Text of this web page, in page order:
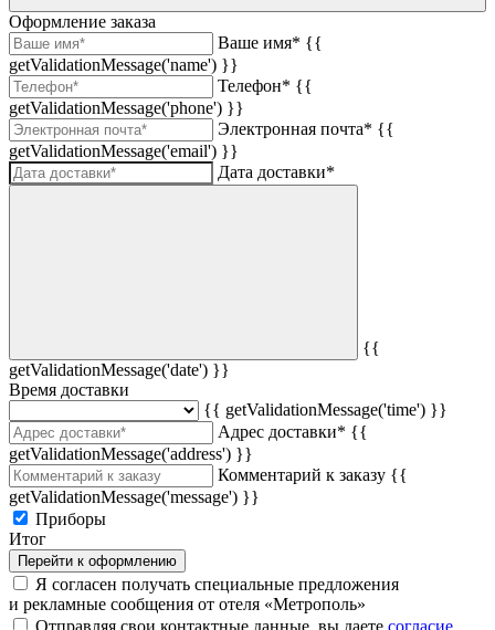
Оформление заказа
Ваше имя* {{
getValidationMessage('name') }}
Телефон* {{
getValidationMessage('phone') }}
Электронная почта* {{
getValidationMessage('email') }}
Дата доставки*
{{
getValidationMessage('date') }}
Время доставки
{{ getValidationMessage('time') }}
Адрес доставки* {{
getValidationMessage('address') }}
Комментарий к заказу {{
getValidationMessage('message') }}
Приборы
Итог
Перейти к оформлению
Я согласен получать специальные предложения
и рекламные сообщения от отеля «Метрополь»
Отправляя свои контактные данные, вы даете согласие